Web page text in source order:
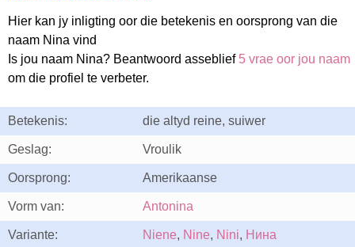
Hier kan jy inligting oor die betekenis en oorsprong van die
naam Nina vind
Is jou naam Nina? Beantwoord asseblief 5 vrae oor jou naam
om die profiel te verbeter.
Betekenis: die altyd reine, suiwer
Geslag: Vroulik
Oorsprong: Amerikaanse
Vorm van: Antonina
Variante: Niene, Nine, Nini, Нина